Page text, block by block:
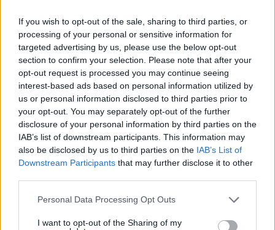
If you wish to opt-out of the sale, sharing to third parties, or
processing of your personal or sensitive information for
targeted advertising by us, please use the below opt-out
section to confirm your selection. Please note that after your
opt-out request is processed you may continue seeing
interest-based ads based on personal information utilized by
us or personal information disclosed to third parties prior to
your opt-out. You may separately opt-out of the further
disclosure of your personal information by third parties on the
IAB’s list of downstream participants. This information may
also be disclosed by us to third parties on the IAB’s List of
Downstream Participants that may further disclose it to other
Please note that this website/app uses one or more Google
not limited to your visit or usage behaviour. You may click to
Personal Data Processing Opt Outs
I want to opt-out of the Sharing of my
Κιρσοί: Η σύγχρονη αναίμακτη τεχνική Laser που τους
θεραπεύει μέσα σε λίγη ώρα
Για την μοντέρνα αναίμακτη τεχνική στην
στο ygeiamou.gr o κ. Νίκος Παρασκευάς,
17.01.2024, 18:00